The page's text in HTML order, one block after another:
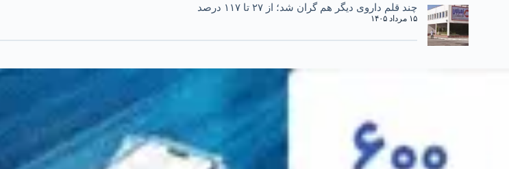
چند قلم داروی دیگر هم گران شد؛ از ۲۷ تا ۱۱۷ درصد
۱۵ مرداد ۱۴۰۵